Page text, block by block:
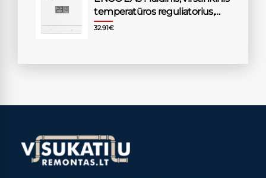
temperatūros reguliatorius,
230V, baltas
32.91€